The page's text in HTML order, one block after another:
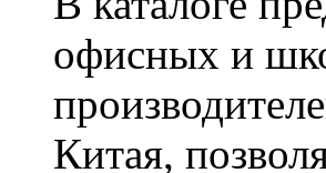
офисных и
Китая,